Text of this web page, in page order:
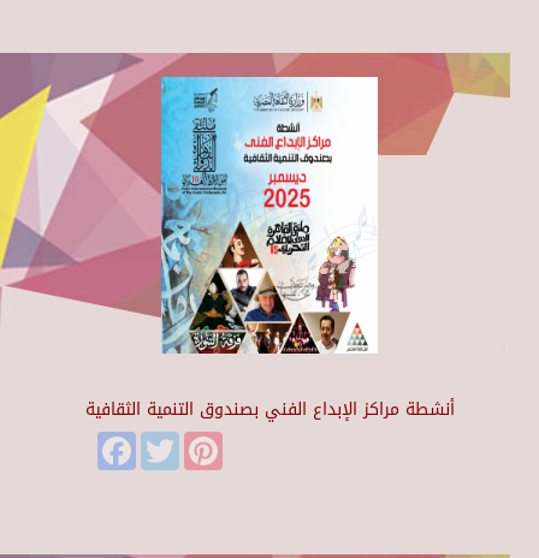
أنشطة مراكز الإبداع الفني بصندوق التنمية الثقافية
FacebookTwitter